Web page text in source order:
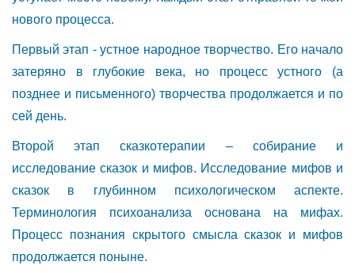
нового процесса.
Первый этап - устное народное творчество. Его начало
затеряно в глубокие века, но процесс устного (а
позднее и письменного) творчества продолжается и по
сей день.
Второй этап сказкотерапии – собирание и
исследование сказок и мифов. Исследование мифов и
сказок в глубинном психологическом аспекте.
Терминология психоанализа основана на мифах.
Процесс познания скрытого смысла сказок и мифов
продолжается поныне.